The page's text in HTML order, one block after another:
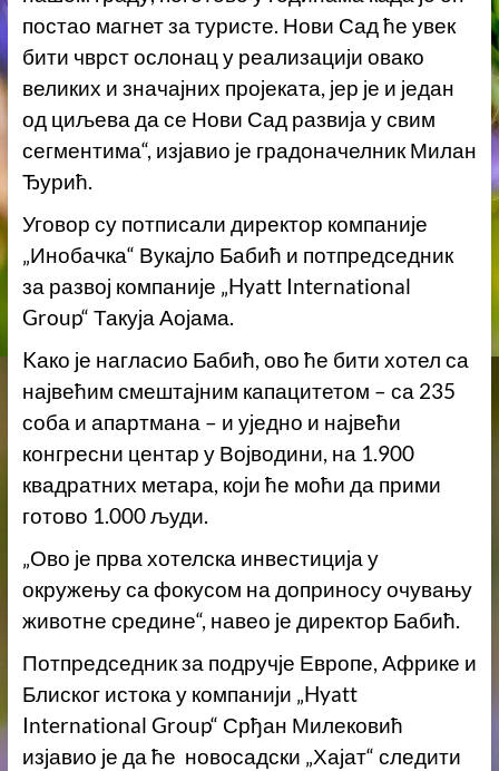
постао магнет за туристе. Нови Сад ће увек
бити чврст ослонац у реализацији овако
великих и значајних пројеката, јер је и један
од циљева да се Нови Сад развија у свим
сегментима“, изјавио је градоначелник Милан
Ђурић.
Уговор су потписали директор компаније
„Инобачка“ Вукајло Бабић и потпредседник
за развој компаније „Hyatt International
Group“ Такуја Аојама.
Kако је нагласио Бабић, ово ће бити хотел са
највећим смештајним капацитетом – са 235
соба и апартмана – и уједно и највећи
конгресни центар у Војводини, на 1.900
квадратних метара, који ће моћи да прими
готово 1.000 људи.
„Ово је прва хотелска инвестиција у
окружењу са фокусом на доприносу очувању
животне средине“, навео је директор Бабић.
Потпредседник за подручје Европе, Африке и
Блиског истока у компанији „Hyatt
International Group“ Срђан Милековић
изјавио је да ће новосадски „Хајат“ следити